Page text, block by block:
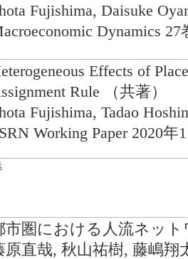
Fujishima, Daisuke
Dynamics
Effects of
Rule （共著）
Fujishima, Tadao
Working Paper 2020年
市圏における人流ネッ
原直哉, 秋山祐樹, 藤嶋翔